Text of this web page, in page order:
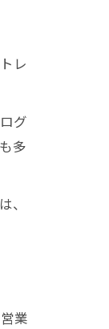
レ
グ
多
、
業